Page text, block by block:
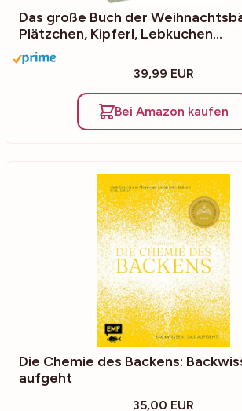
Das große Buch der
Plätzchen, Kipferl, Lebkuchen…
39,99 EUR
Bei Amazon kaufen
Die Chemie des Backens:
aufgeht
35,00 EUR